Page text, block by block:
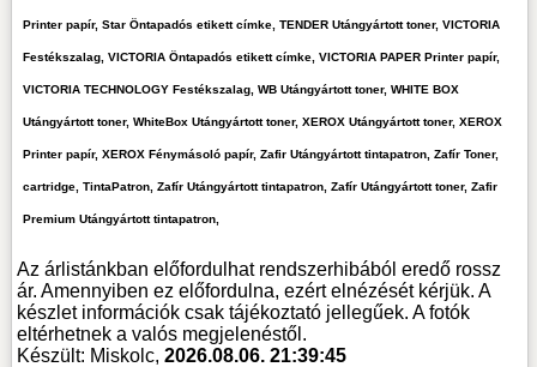
Printer papír, Star Öntapadós etikett címke, TENDER Utángyártott toner, VICTORIA
Festékszalag, VICTORIA Öntapadós etikett címke, VICTORIA PAPER Printer papír,
VICTORIA TECHNOLOGY Festékszalag, WB Utángyártott toner, WHITE BOX
Utángyártott toner, WhiteBox Utángyártott toner, XEROX Utángyártott toner, XEROX
Printer papír, XEROX Fénymásoló papír, Zafir Utángyártott tintapatron, Zafír Toner,
cartridge, TintaPatron, Zafír Utángyártott tintapatron, Zafír Utángyártott toner, Zafir
Premium Utángyártott tintapatron,
Az árlistánkban előfordulhat rendszerhibából eredő rossz
ár. Amennyiben ez előfordulna, ezért elnézését kérjük. A
készlet információk csak tájékoztató jellegűek. A fotók
eltérhetnek a valós megjelenéstől.
Készült: Miskolc,2026.08.06. 21:39:45